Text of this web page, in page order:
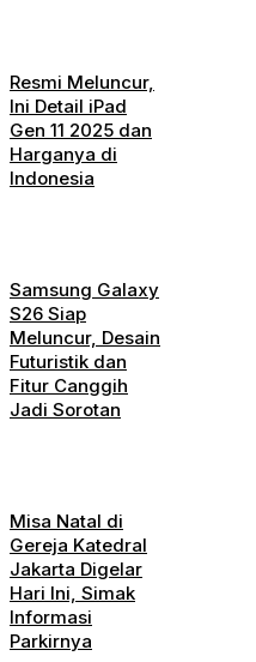
Resmi Meluncur,
Ini Detail iPad
Gen 11 2025 dan
Harganya di
Indonesia
Samsung Galaxy
S26 Siap
Meluncur, Desain
Futuristik dan
Fitur Canggih
Jadi Sorotan
Misa Natal di
Gereja Katedral
Jakarta Digelar
Hari Ini, Simak
Informasi
Parkirnya